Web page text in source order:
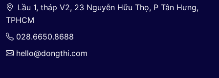
Lầu 1, tháp V2, 23 Nguyễn Hữu Thọ, P Tân Hưng,
TPHCM
028.6650.8688
hello@dongthi.com